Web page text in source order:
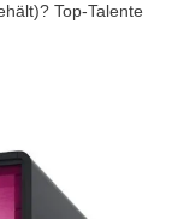
Top-Talente